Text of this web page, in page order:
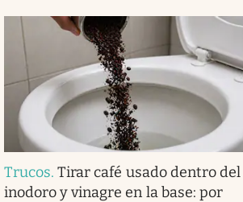
Trucos.Tirar café usado dentro del
inodoro y vinagre en la base: por